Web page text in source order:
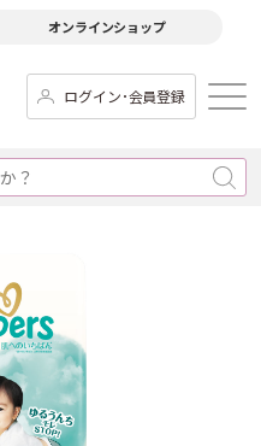
オンラインショップ
ログイン･会員登録